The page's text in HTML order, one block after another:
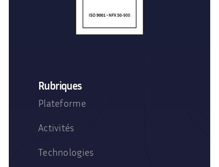
Rubriques
Plateforme
Activités
Technologies